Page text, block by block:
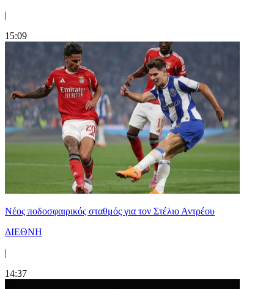
|
15:09
Νέος ποδοσφαιρικός σταθμός για τον Στέλιο Αντρέου
ΔΙΕΘΝΗ
|
14:37